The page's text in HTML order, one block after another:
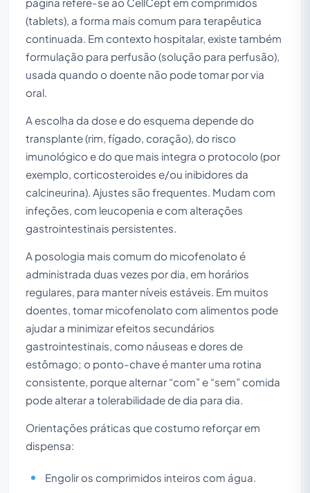
(tablets), a forma mais comum para terapêutica
continuada. Em contexto hospitalar, existe também
formulação para perfusão (solução para perfusão),
usada quando o doente não pode tomar por via
oral.
A escolha da dose e do esquema depende do
transplante (rim, fígado, coração), do risco
imunológico e do que mais integra o protocolo (por
exemplo, corticosteroides e/ou inibidores da
calcineurina). Ajustes são frequentes. Mudam com
infeções, com leucopenia e com alterações
gastrointestinais persistentes.
A posologia mais comum do micofenolato é
administrada duas vezes por dia, em horários
regulares, para manter níveis estáveis. Em muitos
doentes, tomar micofenolato com alimentos pode
ajudar a minimizar efeitos secundários
gastrointestinais, como náuseas e dores de
estômago; o ponto-chave é manter uma rotina
consistente, porque alternar “com” e “sem” comida
pode alterar a tolerabilidade de dia para dia.
Orientações práticas que costumo reforçar em
dispensa:
Engolir os comprimidos inteiros com água.